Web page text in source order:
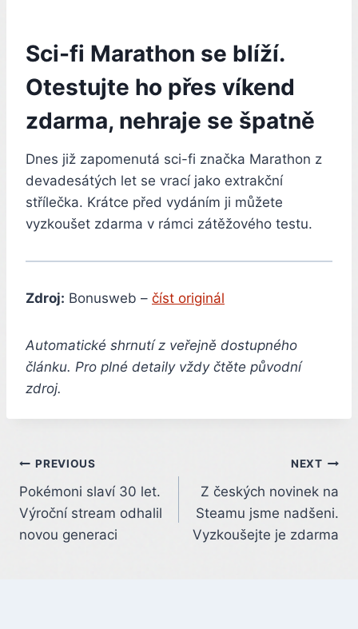
Sci-fi Marathon se blíží.
Otestujte ho přes víkend
zdarma, nehraje se špatně
Dnes již zapomenutá sci-fi značka Marathon z
devadesátých let se vrací jako extrakční
střílečka. Krátce před vydáním ji můžete
vyzkoušet zdarma v rámci zátěžového testu.
Zdroj: Bonusweb – číst originál
Automatické shrnutí z veřejně dostupného
článku. Pro plné detaily vždy čtěte původní
zdroj.
Post
navigation
PREVIOUS
Pokémoni slaví 30 let.
Výroční stream odhalil
novou generaci
NEXT
Z českých novinek na
Steamu jsme nadšeni.
Vyzkoušejte je zdarma